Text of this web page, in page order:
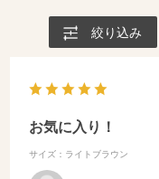
絞り込み
お気に入り！
サイズ：ライトブラウン